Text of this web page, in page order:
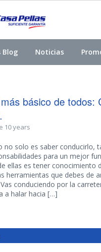
Blog Noticias
básico de todos:
10 years
no solo es saber conducirlo,
para un mejor
ellas es tener conocimiento
herramientas que debes de
conduciendo por la
a halar hacia […]